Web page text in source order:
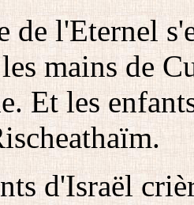
de l'Eternel
mains de
Et les
d'Israël